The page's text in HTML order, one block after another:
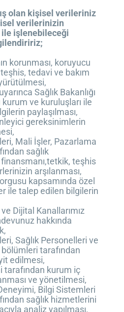
olan kişisel verileriniz
verilerinizin
ile işlenebileceği
korunması, koruyucu
tedavi ve bakım
Sağlık Bakanlığı
ve kuruluşları ile
paylaşılması,
gereksinimlerin
Mali İşler, Pazarlama
sağlık
teşhis
arşılanması,
kapsamında özel
ile talep edilen bilgilerin
Dijital Kanallarımız
hakkında
Sağlık Personelleri ve
tarafından
edilmesi,
tarafından kurum iç
ve yönetilmesi,
Bilgi Sistemleri
sağlık hizmetlerini
analiz yapılması,